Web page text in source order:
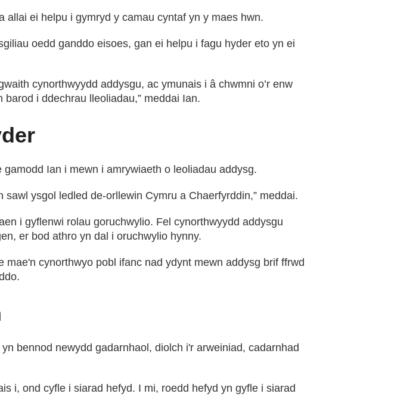
ei helpu i gymryd y camau cyntaf yn y maes hwn.
oedd ganddo eisoes, gan ei helpu i fagu hyder eto yn ei
cynorthwyydd addysgu, ac ymunais i â chwmni o’r enw
i ddechrau lleoliadau,” meddai Ian.
Ian i mewn i amrywiaeth o leoliadau addysg.
ysgol ledled de-orllewin Cymru a Chaerfyrddin,” meddai.
i gyflenwi rolau goruchwylio. Fel cynorthwyydd addysgu
er bod athro yn dal i oruchwylio hynny.
cynorthwyo pobl ifanc nad ydynt mewn addysg brif ffrwd
bennod newydd gadarnhaol, diolch i'r arweiniad, cadarnhad
i, ond cyfle i siarad hefyd. I mi, roedd hefyd yn gyfle i siarad